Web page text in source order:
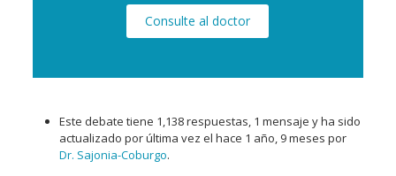
Consulte al doctor
Este debate tiene 1,138 respuestas, 1 mensaje y ha sido
actualizado por última vez el hace 1 año, 9 meses por
Dr. Sajonia-Coburgo.